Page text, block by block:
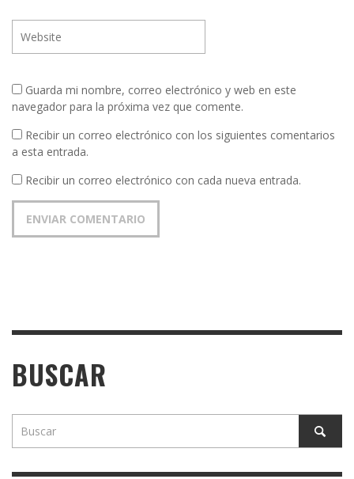
Guarda mi nombre, correo electrónico y web en este
navegador para la próxima vez que comente.
Recibir un correo electrónico con los siguientes comentarios
a esta entrada.
Recibir un correo electrónico con cada nueva entrada.
BUSCAR